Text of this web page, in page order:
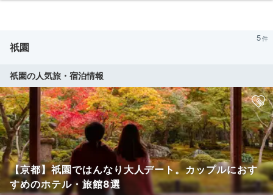
祇園
5
祇園の人気旅・宿泊情報
【京都】祇園ではんなり大人デート。カップルにおす
すめのホテル・旅館8選